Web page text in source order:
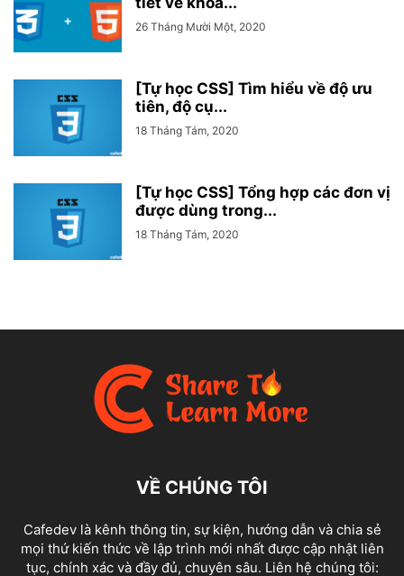
26 Tháng Mười Một, 2020
[Tự học CSS] Tìm hiểu về độ ưu
tiên, độ cụ...
18 Tháng Tám, 2020
[Tự học CSS] Tổng hợp các đơn vị
được dùng trong...
18 Tháng Tám, 2020
VỀ CHÚNG TÔI
Cafedev là kênh thông tin, sự kiện, hướng dẫn và chia sẻ
mọi thứ kiến thức về lập trình mới nhất được cập nhật liên
tục, chính xác và đầy đủ, chuyên sâu. Liên hệ chúng tôi: